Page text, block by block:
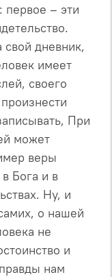
первое – эти
дневник,
имеет
своего
При
может
веры
Бога и в
Ну, и
о нашей
не
и
нам